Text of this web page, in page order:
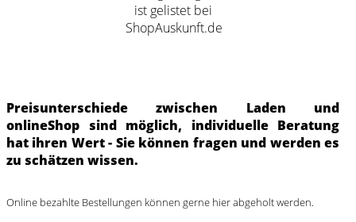
Preisunterschiede zwischen Laden und
onlineShop sind möglich, individuelle Beratung
hat ihren Wert - Sie können fragen und werden es
zu schätzen wissen.
Online bezahlte Bestellungen können gerne hier abgeholt werden.